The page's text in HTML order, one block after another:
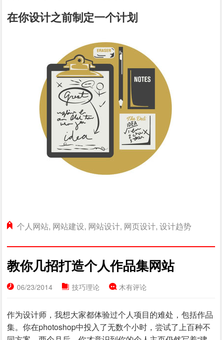
在你设计之前制定一个计划
个人网站, 网站建设, 网站设计, 网页设计,设计趋势
教你几招打造个人作品集网站
06/23/2014 技巧理论 木有评论
作为设计师，我想大家都体验过个人项目的难处，包括作品
集。你在photoshop中投入了无数个小时，尝试了上百种不